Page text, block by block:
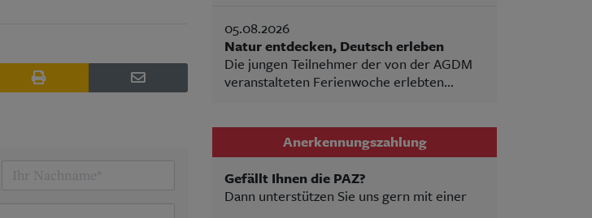
05.08.2026
Natur entdecken, Deutsch erleben
Die jungen Teilnehmer der von der AGDM
veranstalteten Ferienwoche erlebten...
Anerkennungszahlung
Gefällt Ihnen die PAZ?
Dann unterstützen Sie uns gern mit einer